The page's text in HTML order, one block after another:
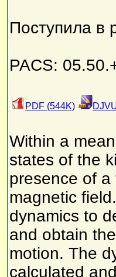
Поступила в
PACS:
PDF (544K)
Within a
states of the
presence of
magnetic
dynamics to
and obtain
motion. The
calculated